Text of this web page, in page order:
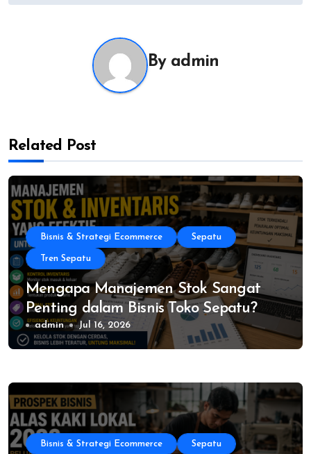
By admin
Related Post
Bisnis & Strategi Ecommerce Sepatu
Tren Sepatu
Mengapa Manajemen Stok Sangat
Penting dalam Bisnis Toko Sepatu?
admin Jul 16, 2026
Bisnis & Strategi Ecommerce Sepatu